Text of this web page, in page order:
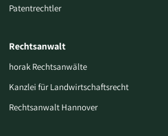
Patentrechtler
Rechtsanwalt
horak Rechtsanwälte
Kanzlei für Landwirtschaftsrecht
Rechtsanwalt Hannover